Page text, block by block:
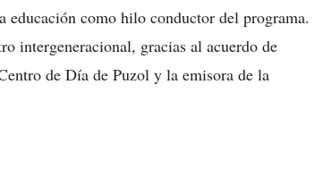
educación como hilo conductor del programa.
intergeneracional, gracias al acuerdo de
de Día de Puzol y la emisora de la